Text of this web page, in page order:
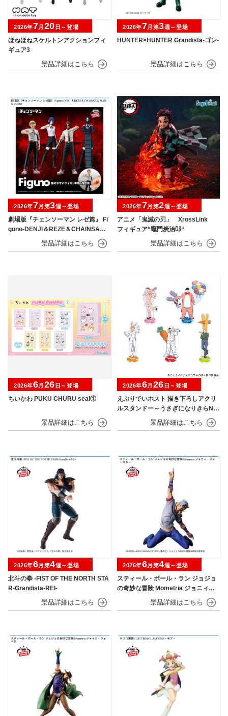
ほねほねスケルトンアクションフィ
ギュア3
2026年7月 20 日～登場
HUNTER×HUNTER Grandista-ゴン-
2026年7月第3週～登場
劇場版『チェンソーマン レゼ篇』 Fi
guno-DENJI＆REZE＆CHAINSAW
MAN＆BOMB-
2026年7月第3週～登場
アニメ「鬼滅の刃」 XrossLink
フィギュア“竈門炭治郎“
2026年7月第2週～登場
ちいかわ PUKU CHURU seal①
2026年6月 26 日～登場
えぶりでいホスト 描き下ろしアクリ
ルスタンドー～うさぎになりきらNIG
2026年6月 26 日～登場
北斗の拳 -FIST OF THE NORTH STA
R-Grandista-REI-
2026年6月第4週～登場
スティール・ボール・ラン ジョジョ
の奇妙な冒険 Mometria ジョニィ・
ジョースター
2026年6月第4週～登場